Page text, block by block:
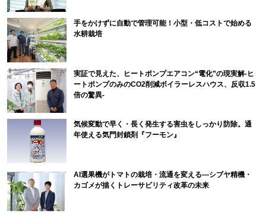
手をかけずに自動で管理可能！小型・低コストで始める
水耕栽培
実証で見えた、ヒートポンプエアコン“電化”の現実解-ヒ
ートポンプのみのCO2削減ボイラーレスハウス、反収1.5
倍の驚異-
気候変動で早く・長く発生する害虫をしっかり防除。通
年使える気門封鎖剤『フーモン』
AI選果機がトマトの栽培・流通を変える―シブヤ精機・
カゴメが描くトレーサビリティ改革の未来